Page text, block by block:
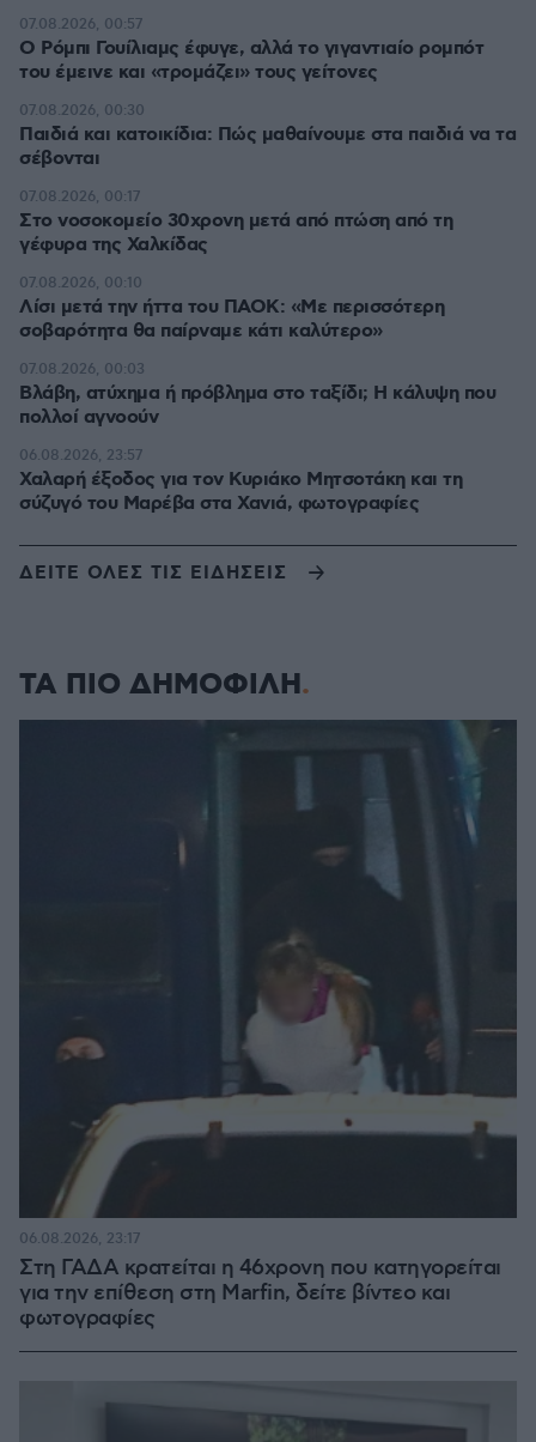
Ο Ρόμπι Γουίλιαμς έφυγε, αλλά το γιγαντιαίο ρομπότ
του έμεινε και «τρομάζει» τους γείτονες
07.08.2026, 00:57
Παιδιά και κατοικίδια: Πώς μαθαίνουμε στα παιδιά να τα
σέβονται
07.08.2026, 00:30
Στο νοσοκομείο 30χρονη μετά από πτώση από τη
γέφυρα της Χαλκίδας
07.08.2026, 00:17
Λίσι μετά την ήττα του ΠΑΟΚ: «Με περισσότερη
σοβαρότητα θα παίρναμε κάτι καλύτερο»
07.08.2026, 00:10
Βλάβη, ατύχημα ή πρόβλημα στο ταξίδι; Η κάλυψη που
πολλοί αγνοούν
07.08.2026, 00:03
Χαλαρή έξοδος για τον Κυριάκο Μητσοτάκη και τη
σύζυγό του Μαρέβα στα Χανιά, φωτογραφίες
06.08.2026, 23:57
ΔΕΙΤΕ ΟΛΕΣ ΤΙΣ ΕΙΔΗΣΕΙΣ
ΤΑ ΠΙΟ ΔΗΜΟΦΙΛΗ
Στη ΓΑΔΑ κρατείται η 46χρονη που κατηγορείται
για την επίθεση στη Marfin, δείτε βίντεο και
φωτογραφίες
06.08.2026, 23:17